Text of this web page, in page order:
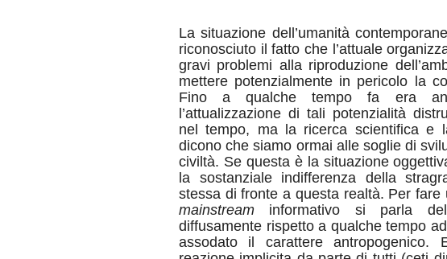
La situazione dell’umanità
riconosciuto il fatto che l’attuale
gravi problemi alla riproduzione
mettere potenzialmente in pericolo la
Fino a qualche tempo fa era
l’attualizzazione di tali potenzialità
nel tempo, ma la ricerca scientifica e
dicono che siamo ormai alle soglie di
civiltà. Se questa è la situazione
la sostanziale indifferenza della
stessa di fronte a questa realtà. Per
mainstream informativo si parla del
diffusamente rispetto a qualche tempo
assodato il carattere antropogenico.